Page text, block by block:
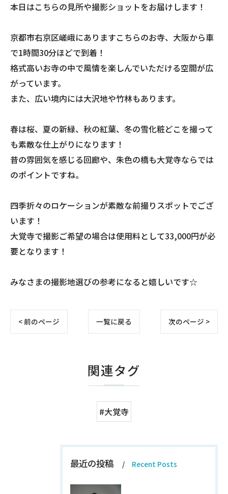
本日はこちらの見所や撮影ショットをお届けします！
京都市右京区嵯峨にありますこちらのお寺、大阪から車
で1時間30分ほどで到着！
格式高いお寺の中で風情を楽しんでいただける空間が広
がっています。
また、広い境内には大沢地や竹林もあります。
春は桜、夏の新緑、秋の紅葉、冬の雪化粧どこを撮って
も素敵な仕上がりになります！
昔の雰囲気を感じる回廊や、朱色の橋も大覚寺ならでは
のポイントですね。
四季折々のロケーションが素敵な前撮りスポットでござ
います！
大覚寺で撮影ご希望の場合は使用料として33,000円が必
要となります！
みなさまの撮影地選びの参考になると嬉しいです☆
< 前のページ 一覧に戻る 次のページ >
関連タグ
#大覚寺
最近の投稿 Recent Posts